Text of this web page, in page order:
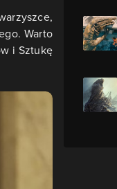
Warto
i Sztukę